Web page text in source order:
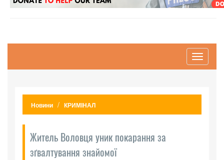
Toggle
Новини КРИМІНАЛ
Житель Воловця уник покарання за
зґвалтування знайомої